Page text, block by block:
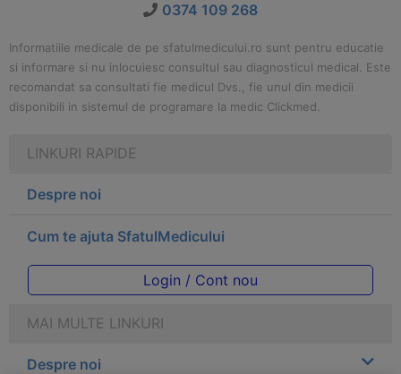
0374 109 268
Informatiile medicale de pe sfatulmedicului.ro sunt pentru educatie
si informare si nu inlocuiesc consultul sau diagnosticul medical. Este
recomandat sa consultati fie medicul Dvs., fie unul din medicii
disponibili in sistemul de programare la medic Clickmed.
LINKURI RAPIDE
Despre noi
Cum te ajuta SfatulMedicului
Login / Cont nou
MAI MULTE LINKURI
Despre noi